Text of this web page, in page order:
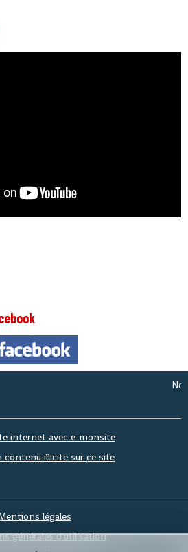
Nous
internet avec e-monsite
contenu illicite sur ce site
légales
générales d'utilisation